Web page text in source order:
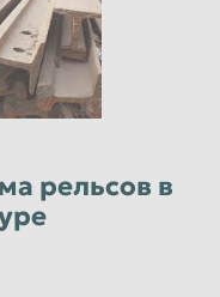
рельсов в